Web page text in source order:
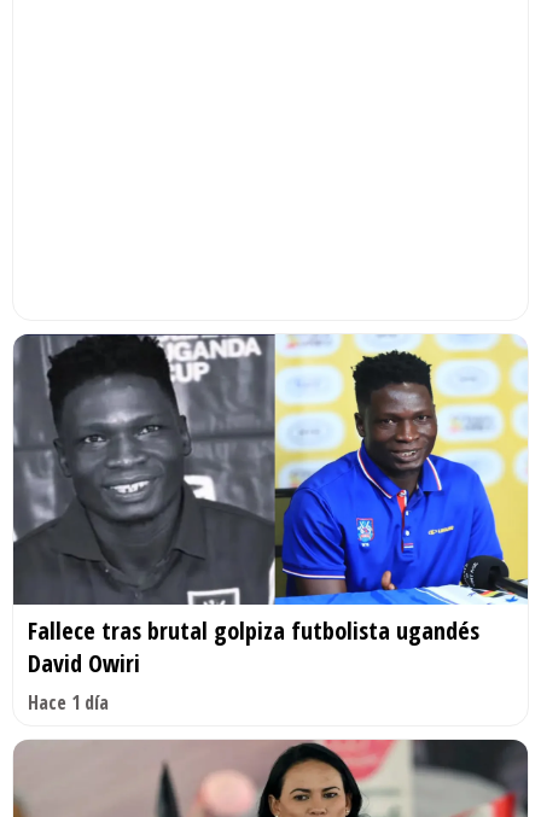
Fallece tras brutal golpiza futbolista ugandés
David Owiri
Hace 1 día